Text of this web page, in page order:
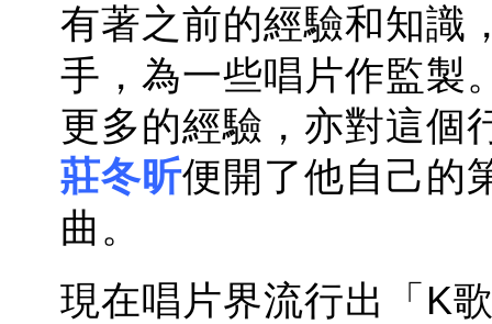
有著之前的經驗和知識
手，為一些唱片作監製
更多的經驗，亦對這個
莊冬昕便開了他自己的
曲。
現在唱片界流行出「K